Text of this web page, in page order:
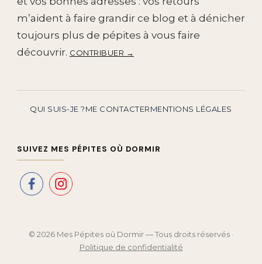
m’aident à faire grandir ce blog et à dénicher
toujours plus de pépites à vous faire
découvrir. CONTRIBUER →
QUI SUIS-JE ?ME CONTACTERMENTIONS LÉGALES
SUIVEZ MES PÉPITES OÙ DORMIR
© 2026 Mes Pépites où Dormir — Tous droits réservés ·
Politique de confidentialité